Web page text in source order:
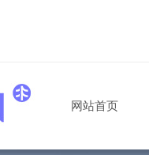
网站首页